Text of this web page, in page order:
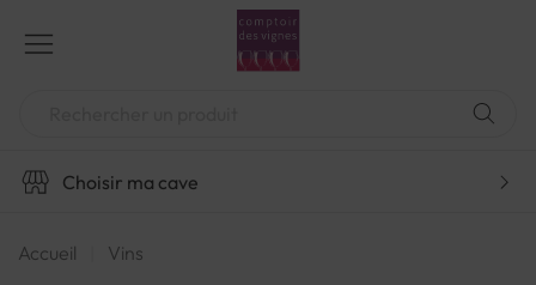
contenu
Choisir ma cave
Accueil Vins